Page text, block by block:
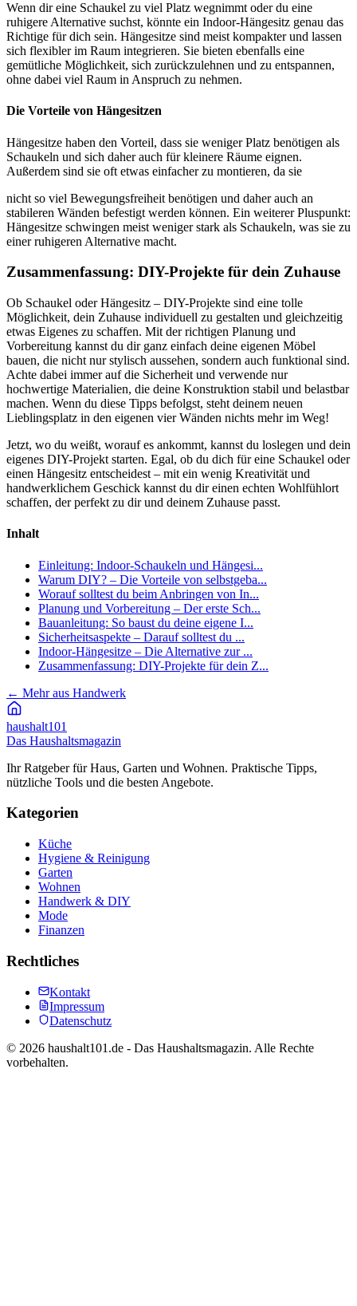
Wenn dir eine Schaukel zu viel Platz wegnimmt oder du eine
ruhigere Alternative suchst, könnte ein Indoor-Hängesitz genau das
Richtige für dich sein. Hängesitze sind meist kompakter und lassen
sich flexibler im Raum integrieren. Sie bieten ebenfalls eine
gemütliche Möglichkeit, sich zurückzulehnen und zu entspannen,
ohne dabei viel Raum in Anspruch zu nehmen.
Die Vorteile von Hängesitzen
Hängesitze haben den Vorteil, dass sie weniger Platz benötigen als
Schaukeln und sich daher auch für kleinere Räume eignen.
Außerdem sind sie oft etwas einfacher zu montieren, da sie
nicht so viel Bewegungsfreiheit benötigen und daher auch an
stabileren Wänden befestigt werden können. Ein weiterer Pluspunkt:
Hängesitze schwingen meist weniger stark als Schaukeln, was sie zu
einer ruhigeren Alternative macht.
Zusammenfassung: DIY-Projekte für dein Zuhause
Ob Schaukel oder Hängesitz – DIY-Projekte sind eine tolle
Möglichkeit, dein Zuhause individuell zu gestalten und gleichzeitig
etwas Eigenes zu schaffen. Mit der richtigen Planung und
Vorbereitung kannst du dir ganz einfach deine eigenen Möbel
bauen, die nicht nur stylisch aussehen, sondern auch funktional sind.
Achte dabei immer auf die Sicherheit und verwende nur
hochwertige Materialien, die deine Konstruktion stabil und belastbar
machen. Wenn du diese Tipps befolgst, steht deinem neuen
Lieblingsplatz in den eigenen vier Wänden nichts mehr im Weg!
Jetzt, wo du weißt, worauf es ankommt, kannst du loslegen und dein
eigenes DIY-Projekt starten. Egal, ob du dich für eine Schaukel oder
einen Hängesitz entscheidest – mit ein wenig Kreativität und
handwerklichem Geschick kannst du dir einen echten Wohlfühlort
schaffen, der perfekt zu dir und deinem Zuhause passt.
Inhalt
Einleitung: Indoor-Schaukeln und Hängesi...
Warum DIY? – Die Vorteile von selbstgeba...
Worauf solltest du beim Anbringen von In...
Planung und Vorbereitung – Der erste Sch...
Bauanleitung: So baust du deine eigene I...
Sicherheitsaspekte – Darauf solltest du ...
Indoor-Hängesitze – Die Alternative zur ...
Zusammenfassung: DIY-Projekte für dein Z...
← Mehr aus Handwerk
haushalt101
Das Haushaltsmagazin
Ihr Ratgeber für Haus, Garten und Wohnen. Praktische Tipps,
nützliche Tools und die besten Angebote.
Kategorien
Küche
Hygiene & Reinigung
Garten
Wohnen
Handwerk & DIY
Mode
Finanzen
Rechtliches
Kontakt
Impressum
Datenschutz
© 2026 haushalt101.de - Das Haushaltsmagazin. Alle Rechte
vorbehalten.